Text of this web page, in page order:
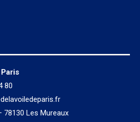
80
78130 Les Mureaux